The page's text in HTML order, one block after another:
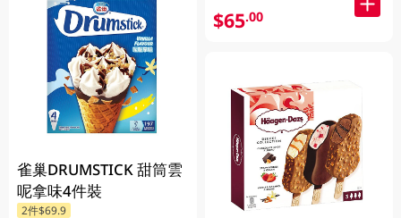
雀巢DRUMSTICK 甜筒雲
呢拿味4件裝
2件$69.9
$65.00